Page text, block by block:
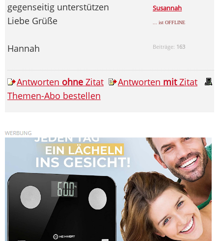
Susannah
... ist OFFLINE
Beiträge: 163
gegenseitig unterstützen
Liebe Grüße
Hannah
Antworten ohne Zitat Antworten mitZitat
Themen-Abo bestellen